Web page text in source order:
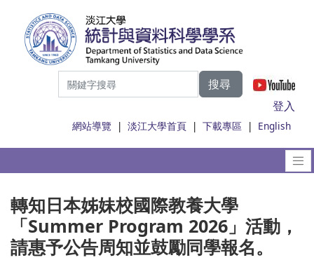
搜尋
登入
網站導覽 |淡江大學首頁 |下載專區 | English
轉知日本姊妹校國際教養大學
「Summer Program 2026」活動，
請惠予公告周知並鼓勵同學報名。